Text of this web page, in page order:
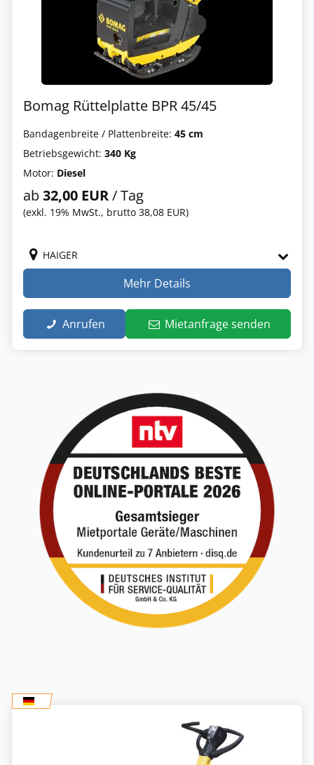
Bomag Rüttelplatte BPR 45/45
Bandagenbreite / Plattenbreite: 45 cm
Betriebsgewicht: 340 Kg
Motor: Diesel
ab32,00 EUR/ Tag
(exkl. 19% MwSt., brutto 38,08 EUR)
HAIGER
Mehr Details
Anrufen Mietanfrage senden